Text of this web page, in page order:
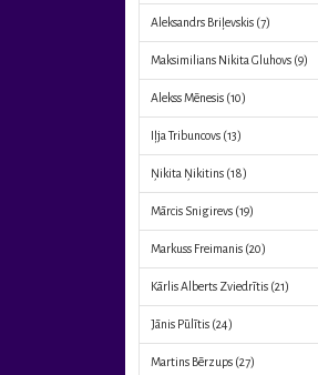
Aleksandrs Briļevskis (7)
Maksimilians Nikita Gluhovs (9)
Alekss Mēnesis (10)
Iļja Tribuncovs (13)
Ņikita Ņikitins (18)
Mārcis Snigirevs (19)
Markuss Freimanis (20)
Kārlis Alberts Zviedrītis (21)
Jānis Pūlītis (24)
Martins Bērzups (27)